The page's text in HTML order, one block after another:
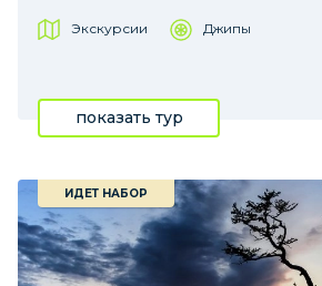
Экскурсии Джипы
показать тур
ИДЕТ НАБОР